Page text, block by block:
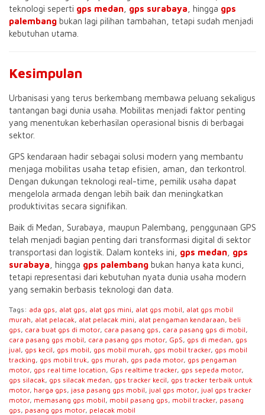
teknologi seperti gps medan gps surabaya , hingga gps
palembang bukan lagi pilihan tambahan, tetapi sudah menjadi
kebutuhan utama.
Kesimpulan
Urbanisasi yang terus berkembang membawa peluang sekaligus
tantangan bagi dunia usaha. Mobilitas menjadi faktor penting
yang menentukan keberhasilan operasional bisnis di berbagai
sektor.
GPS kendaraan hadir sebagai solusi modern yang membantu
menjaga mobilitas usaha tetap efisien, aman, dan terkontrol.
Dengan dukungan teknologi real-time, pemilik usaha dapat
mengelola armada dengan lebih baik dan meningkatkan
produktivitas secara signifikan.
Baik di Medan, Surabaya, maupun Palembang, penggunaan GPS
telah menjadi bagian penting dari transformasi digital di sektor
transportasi dan logistik. Dalam konteks ini, gps medan gps
surabaya , hingga gps palembang bukan hanya kata kunci,
tetapi representasi dari kebutuhan nyata dunia usaha modern
yang semakin berbasis teknologi dan data.
Tags: ada gps, alat gps, alat gps mini, alat gps mobil, alat gps mobil
murah, alat pelacak, alat pelacak mini, alat pengaman kendaraan, beli
gps, cara buat gps di motor, cara pasang gps, cara pasang gps di mobil,
cara pasang gps mobil, cara pasang gps motor, GpS, gps di medan, gps
jual, gps kecil, gps mobil, gps mobil murah, gps mobil tracker, gps mobil
tracking, gps mobil truk, gps murah, gps pada motor, gps pengaman
motor, gps real time location, Gps realtime tracker, gps sepeda motor,
gps silacak, gps silacak medan, gps tracker kecil, gps tracker terbaik untuk
motor, harga gps, jasa pasang gps mobil, jual gps motor, jual gps tracker
motor, memasang gps mobil, mobil pasang gps, mobil tracker, pasang
gps, pasang gps motor, pelacak mobil